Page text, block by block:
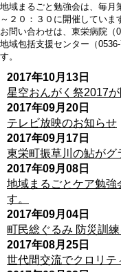
地域まるごと勉強会は、毎月
～２０：３０に開催していま
お問い合わせは、東栄病院（
地域包括支援センター（
す。
2017年10月13日
星空おんがく祭2017
2017年09月20日
テレビ放映のお知らせ
2017年09月17日
東栄町振草川の鮎がグ
2017年09月08日
地域まるごとケア勉強
す。
2017年09月04日
町民総ぐるみ 防災訓
2017年08月25日
世代間交流でクロリテ